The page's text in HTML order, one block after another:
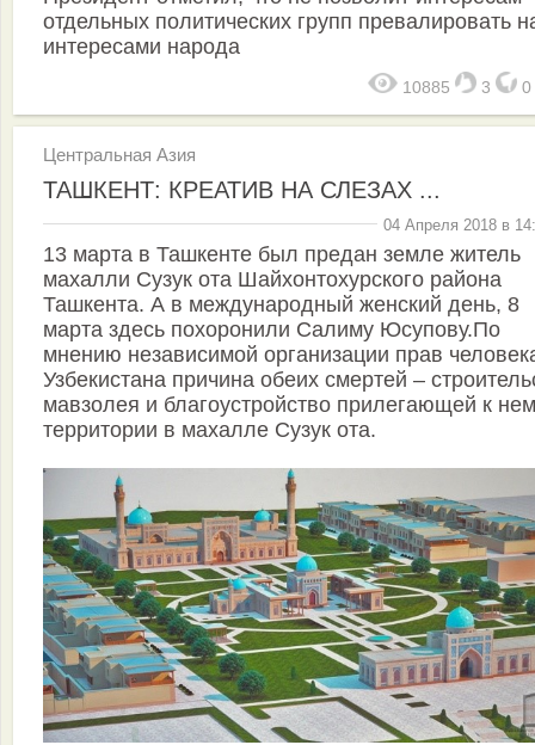
отдельных политических групп превалировать
интересами народа
10885 3 0
Центральная Азия
ТАШКЕНТ: КРЕАТИВ НА СЛЕЗАХ ...
04 Апреля 2018 в
13 марта в Ташкенте был предан земле житель
махалли Сузук ота Шайхонтохурского района
Ташкента. А в международный женский день, 8
марта здесь похоронили Салиму Юсупову.По
мнению независимой организации прав
Узбекистана причина обеих смертей –
мавзолея и благоустройство прилегающей к
территории в махалле Сузук ота.